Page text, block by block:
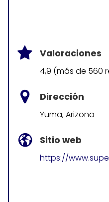
Valoraciones
4,9 (más de 560
Dirección
Yuma, Arizona
Sitio web
https://